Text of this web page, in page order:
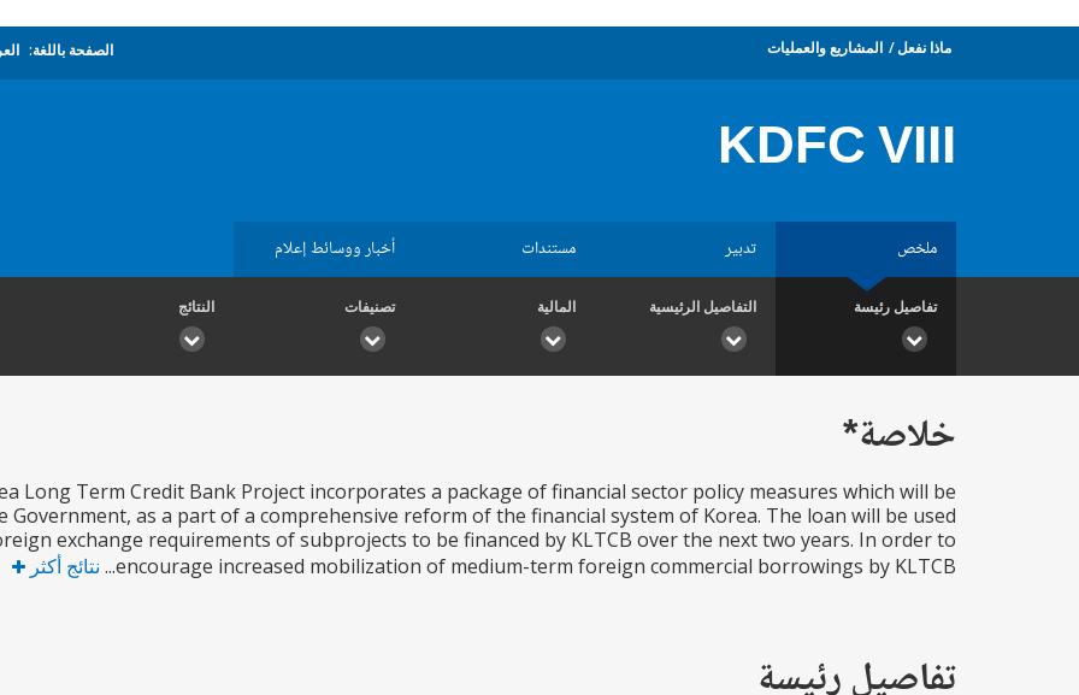
ماذا نفعل المشاريع والعمليات الصفحة باللغة:
KDFC VIII
ملخص تدبير مستندات أخبار ووسائط إعلام
تفاصيل رئيسة التفاصيل الرئيسية المالية تصنيفات النتائج
خلاصة*
Long Term Credit Bank Project incorporates a package of financial sector policy measures which will be
Government, as a part of a comprehensive reform of the financial system of Korea. The loan will be used
exchange requirements of subprojects to be financed by KLTCB over the next two years. In order to
encourage increased mobilization of medium-term foreign commercial borrowings by KLTCB...
نتائج أكثر
تفاصيل رئيسة